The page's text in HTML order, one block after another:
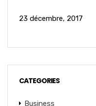
23 décembre, 2017
CATEGORIES
Business